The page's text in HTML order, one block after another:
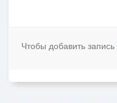
Чтобы добавить запись